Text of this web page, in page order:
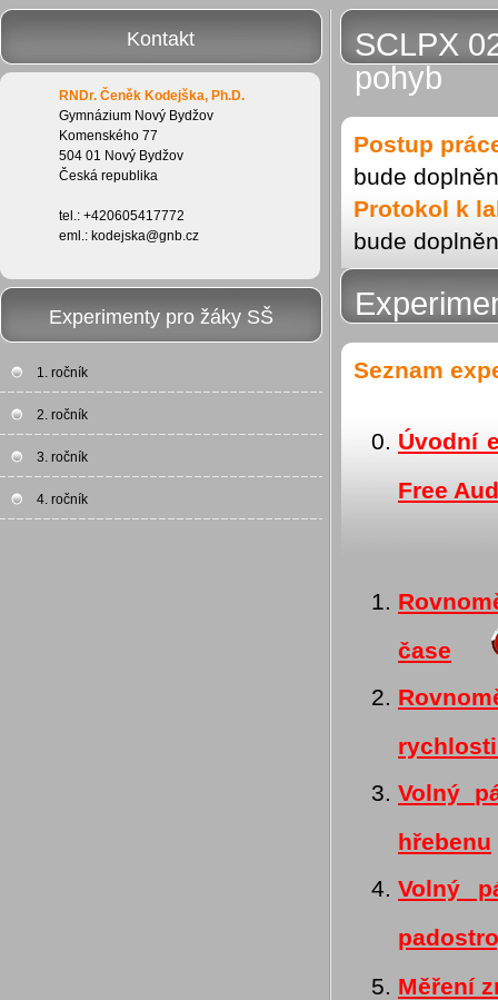
SCLPX
pohyb
Postup
bude
Protokol k
bude
Seznam
Úvodní
Free
čase
Volný
hřebenu
Volný
Měření
Kontakt
RNDr. Čeněk Kodejška, Ph.D.
Gymnázium Nový Bydžov
Komenského 77
504 01 Nový Bydžov
Česká republika
tel.: +420605417772
eml.: kodejska@gnb.cz
Experimenty pro žáky SŠ
1. ročník
2. ročník
3. ročník
4. ročník